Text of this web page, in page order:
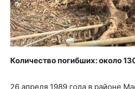
Количество погибших: около
26 апреля 1989 года в районе